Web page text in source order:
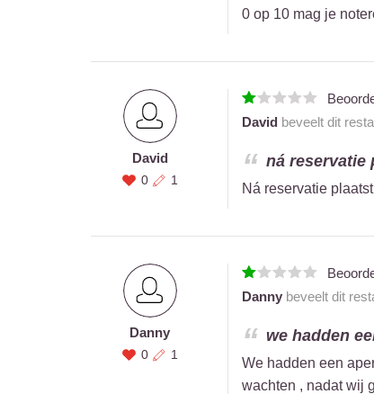
0 op 10 mag je
David
0 1
David beveelt dit
ná reservatie
Ná reservatie
Danny
0 1
Dannybeveelt dit
we hadden
We hadden een
wachten , nadat wij